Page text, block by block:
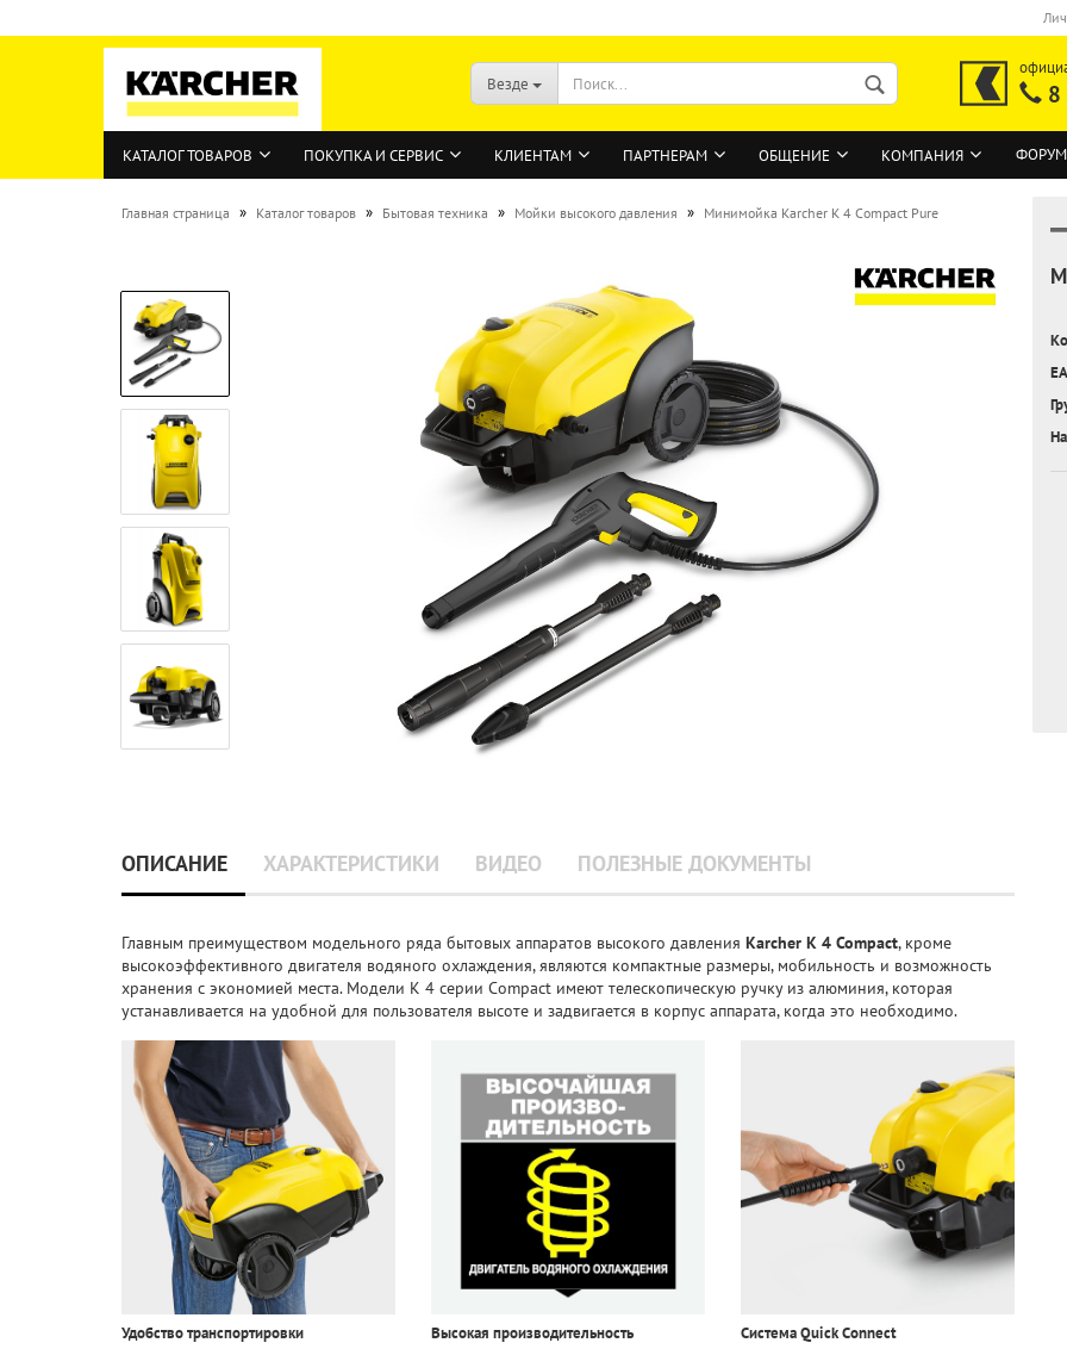
ВОЙТИ
Везде 8
КАТАЛОГ ТОВАРОВ ПОКУПКА И СЕРВИС КЛИЕНТАМ ПАРТНЕРАМ ОБЩЕНИЕ КОМПАНИЯ ФОРУМ
Главная страница » Каталог товаров » Бытовая техника » Мойки высокого давления » Минимойка Karcher K 4 Compact Pure
ОПИСАНИЕ ХАРАКТЕРИСТИКИ ВИДЕО ПОЛЕЗНЫЕ ДОКУМЕНТЫ
Главным преимуществом модельного ряда бытовых аппаратов высокого давления Karcher K 4 Compact, кроме
высокоэффективного двигателя водяного охлаждения, являются компактные размеры, мобильность и возможность
хранения с экономией места. Модели K 4 серии Compact имеют телескопическую ручку из алюминия, которая
устанавливается на удобной для пользователя высоте и задвигается в корпус аппарата, когда это необходимо.
Удобство транспортировки Высокая производительность Система Quick Connect